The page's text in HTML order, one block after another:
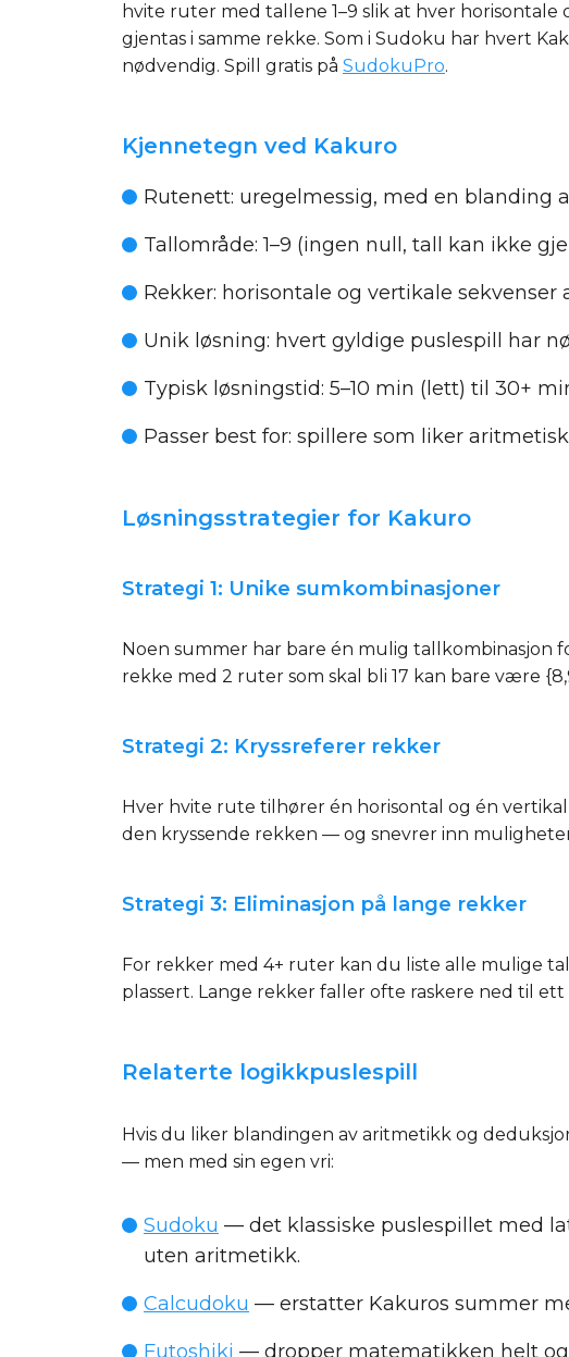
hvite ruter med tallene 1–9 slik at hver
gjentas i samme rekke. Som i Sudoku har hvert
nødvendig. Spill gratis på SudokuPro.
Kjennetegn ved Kakuro
Rutenett: uregelmessig, med en blanding
Tallområde: 1–9 (ingen null, tall kan ikke
Rekker: horisontale og vertikale
Unik løsning: hvert gyldige puslespill har
Typisk løsningstid: 5–10 min (lett) til 30+
Passer best for: spillere som liker
Løsningsstrategier for Kakuro
Strategi 1: Unike sumkombinasjoner
Noen summer har bare én mulig tallkombinasjon
rekke med 2 ruter som skal bli 17 kan bare være
Strategi 2: Kryssreferer rekker
Hver hvite rute tilhører én horisontal og én
den kryssende rekken — og snevrer inn
Strategi 3: Eliminasjon på lange rekker
For rekker med 4+ ruter kan du liste alle mulige
plassert. Lange rekker faller ofte raskere ned til
Relaterte logikkpuslespill
Hvis du liker blandingen av aritmetikk og
— men med sin egen vri:
Sudoku — det klassiske puslespillet med
uten aritmetikk.
Calcudoku — erstatter Kakuros summer
Futoshiki — dropper matematikken helt